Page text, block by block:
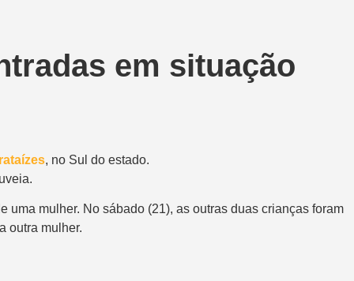
em situação
, no Sul do estado.
uma mulher. No sábado (21), as outras duas crianças foram
outra mulher.